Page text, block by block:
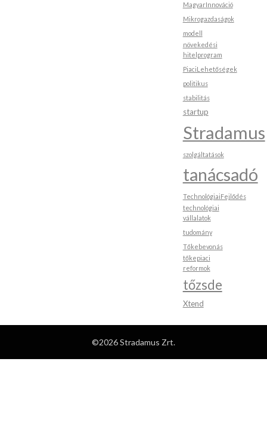
MagyarInnováció
Mikrogazdaságok
modell
növekedési
hitelprogram
PiaciLehetőségek
politikus
stabilitás
startup
Stradamus
szolgáltatások
tanácsadó
TechnológiaiFejlődés
technológiai
vállalatok
tudomány
Tőkebevonás
tőkepiaci
reformok
tőzsde
Xtend
©2026 Stradamus Zrt.